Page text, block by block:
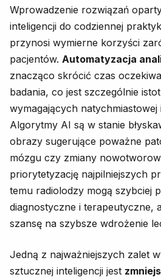
Wprowadzenie rozwiązań
inteligencji do codziennej
przynosi wymierne korzyści
pacjentów. Automatyzacja
znacząco skrócić czas
badania, co jest szczególnie
wymagających natychmiastowej
Algorytmy AI są w stanie
obrazy sugerujące poważne
mózgu czy zmiany
priorytetyzację najpilniejszych
temu radiolodzy mogą szybciej
diagnostyczne i terapeutyczne,
szansę na szybsze wdrożenie
Jedną z najważniejszych zalet
sztucznej inteligencji jest